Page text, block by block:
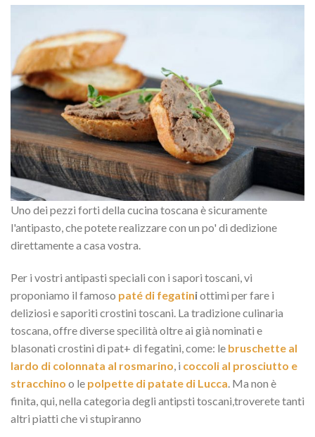
Uno dei pezzi forti della cucina toscana è sicuramente
l'antipasto, che potete realizzare con un po' di dedizione
direttamente a casa vostra.
Per i vostri antipasti speciali con i sapori toscani, vi
proponiamo il famoso paté di fegatiniottimi per fare i
deliziosi e saporiti crostini toscani. La tradizione culinaria
toscana, offre diverse specilità oltre ai già nominati e
blasonati crostini di pat+ di fegatini, come: le bruschette al
lardo di colonnata al rosmarino, i coccoli al prosciutto e
stracchino o le polpette di patate di Lucca. Ma non è
finita, qui, nella categoria degli antipsti toscani,troverete tanti
altri piatti che vi stupiranno